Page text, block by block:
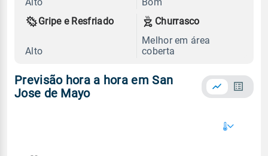
Gripe e Resfriado
Alto
Churrasco
Melhor em área
coberta
Previsão hora a hora em San
Jose de Mayo